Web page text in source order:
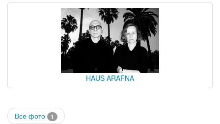
HAUS ARAFNA
Все фото 1